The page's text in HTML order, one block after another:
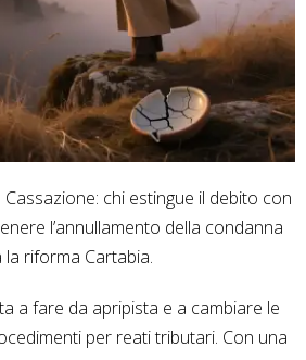
chi estingue il debito con
l’annullamento della condanna
la riforma Cartabia.
a fare da apripista e a cambiare le
per reati tributari. Con una